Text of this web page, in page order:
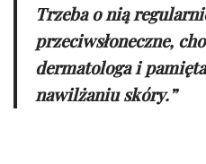
Trzeba o nią
przeciwsłoneczne,
dermatologa i
nawilżaniu skóry.”